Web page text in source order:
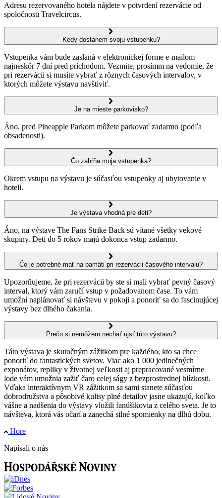
Adresu rezervovaného hotela nájdete v potvrdení rezervácie od
spoločnosti Travelcircus.
Kedy dostanem svoju vstupenku?
Vstupenka vám bude zaslaná v elektronickej forme e-mailom
najneskôr 7 dní pred príchodom. Vezmite, prosímm na vedomie, že
pri rezervácii si musíte vybrať z rôznych časových intervalov, v
ktorých môžete výstavu navštíviť.
Je na mieste parkovisko?
Áno, pred Pineapple Parkom môžete parkovať zadarmo (podľa
obsadenosti).
Čo zahŕňa moja vstupenka?
Okrem vstupu na výstavu je súčasťou vstupenky aj ubytovanie v
hoteli.
Je výstava vhodná pre deti?
Áno, na výstave The Fans Strike Back sú vítané všetky vekové
skupiny. Deti do 5 rokov majú dokonca vstup zadarmo.
Čo je potrebné mať na pamäti pri rezervácii časového intervalu?
Upozorňujeme, že pri rezervácii by ste si mali vybrať pevný časový
interval, ktorý vám zaručí vstup v požadovanom čase. To vám
umožní naplánovať si návštevu v pokoji a ponoriť sa do fascinujúcej
výstavy bez dlhého čakania.
Prečo si nemôžem nechať ujsť túto výstavu?
Táto výstava je skutočným zážitkom pre každého, kto sa chce
ponoriť do fantastických svetov. Viac ako 1 000 jedinečných
exponátov, repliky v životnej veľkosti aj prepracované vesmírne
lode vám umožnia zažiť čaro celej ságy z bezprostrednej blízkosti.
Vďaka interaktívnym VR zážitkom sa sami stanete súčasťou
dobrodružstva a pôsobivé kulisy plné detailov jasne ukazujú, koľko
vášne a nadšenia do výstavy vložili fanúšikovia z celého sveta. Je to
návšteva, ktorá vás očarí a zanechá silné spomienky na dlhú dobu.
Hore
Napísali o nás